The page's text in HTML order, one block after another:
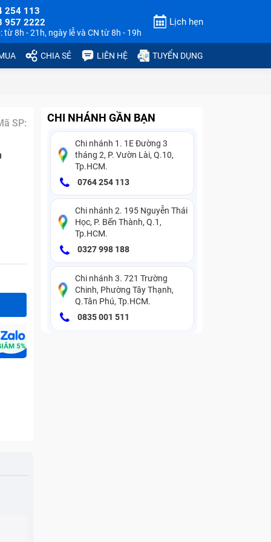
254 113
957 2222
từ 8h - 21h, ngày lễ và CN từ 8h - 19h
Lịch hẹn
CHIA SẺ LIÊN HỆ TUYỂN DỤNG
SP: CHI NHÁNH GẦN BẠN
Chi nhánh 1. 1E Đường 3
tháng 2, P. Vườn Lài, Q.10,
Tp.HCM.
0764 254 113
Chi nhánh 2. 195 Nguyễn Thái
Học, P. Bến Thành, Q.1,
Tp.HCM.
0327 998 188
Chi nhánh 3. 721 Trường
Chinh, Phường Tây Thạnh,
Q.Tân Phú, Tp.HCM.
0835 001 511